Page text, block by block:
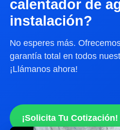
calentador de
instalación?
No esperes más.
garantía total en todos
¡Llámanos ahora!
¡Solicita Tu Cotización!